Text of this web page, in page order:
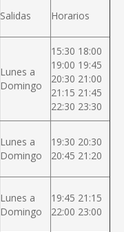
Salidas Horarios
Lunes a
Domingo
15:30 18:00
19:00 19:45
20:30 21:00
21:15 21:45
22:30 23:30
Lunes a
Domingo
19:30 20:30
20:45 21:20
Lunes a
Domingo
19:45 21:15
22:00 23:00